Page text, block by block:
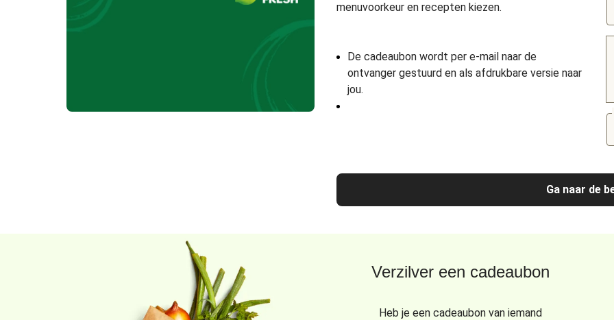
menuvoorkeur en recepten kiezen.
De cadeaubon wordt per e-mail naar de
ontvanger gestuurd en als afdrukbare versie naar
jou.
Ga naar de
Verzilver een cadeaubon
Heb je een cadeaubon van iemand